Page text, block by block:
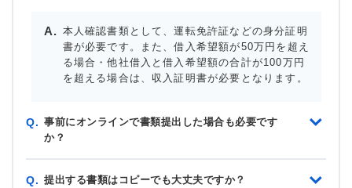
本人確認書類として、運転免許証などの身分証明
書が必要です。また、借入希望額が50万円を超え
る場合・他社借入と借入希望額の合計が100万円
を超える場合は、収入証明書が必要となります。
Q. 事前にオンラインで書類提出した場合も必要です
か？
Q. 提出する書類はコピーでも大丈夫ですか？